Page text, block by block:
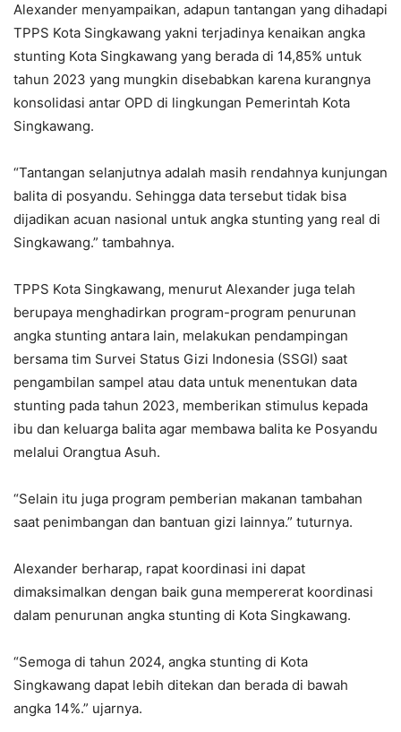
Alexander menyampaikan, adapun tantangan yang dihadapi
TPPS Kota Singkawang yakni terjadinya kenaikan angka
stunting Kota Singkawang yang berada di 14,85% untuk
tahun 2023 yang mungkin disebabkan karena kurangnya
konsolidasi antar OPD di lingkungan Pemerintah Kota
Singkawang.
“Tantangan selanjutnya adalah masih rendahnya kunjungan
balita di posyandu. Sehingga data tersebut tidak bisa
dijadikan acuan nasional untuk angka stunting yang real di
Singkawang.” tambahnya.
TPPS Kota Singkawang, menurut Alexander juga telah
berupaya menghadirkan program-program penurunan
angka stunting antara lain, melakukan pendampingan
bersama tim Survei Status Gizi Indonesia (SSGI) saat
pengambilan sampel atau data untuk menentukan data
stunting pada tahun 2023, memberikan stimulus kepada
ibu dan keluarga balita agar membawa balita ke Posyandu
melalui Orangtua Asuh.
“Selain itu juga program pemberian makanan tambahan
saat penimbangan dan bantuan gizi lainnya.” tuturnya.
Alexander berharap, rapat koordinasi ini dapat
dimaksimalkan dengan baik guna mempererat koordinasi
dalam penurunan angka stunting di Kota Singkawang.
“Semoga di tahun 2024, angka stunting di Kota
Singkawang dapat lebih ditekan dan berada di bawah
angka 14%.” ujarnya.